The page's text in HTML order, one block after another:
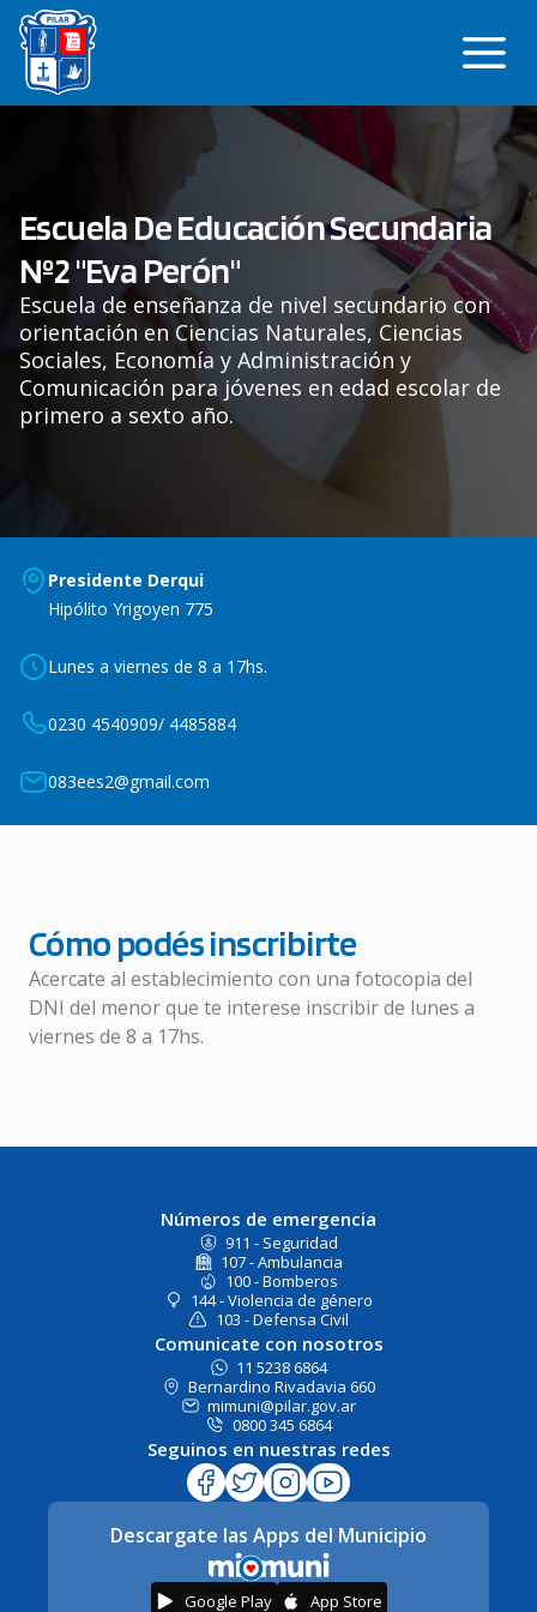
Saltar
contenido
Escuela De Educación Secundaria
Nº2 "Eva Perón"
Escuela de enseñanza de nivel secundario con
orientación en Ciencias Naturales, Ciencias
Sociales, Economía y Administración y
Comunicación para jóvenes en edad escolar de
primero a sexto año.
Presidente Derqui
Hipólito Yrigoyen 775
Lunes a viernes de 8 a 17hs.
0230 4540909/ 4485884
083ees2@gmail.com
Cómo podés inscribirte
Acercate al establecimiento con una fotocopia del
DNI del menor que te interese inscribir de lunes a
viernes de 8 a 17hs.
Números de emergencia
911 - Seguridad
107 - Ambulancia
100 - Bomberos
144 - Violencia de género
103 - Defensa Civil
Comunicate con nosotros
11 5238 6864
Bernardino Rivadavia 660
mimuni@pilar.gov.ar
0800 345 6864
Seguinos en nuestras redes
Descargate las Apps del Municipio
Google Play App Store